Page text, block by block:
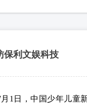
保利文娱科技
月1日，中国少年儿童